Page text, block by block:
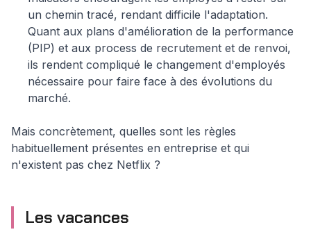
un chemin tracé, rendant difficile l'adaptation.
Quant aux plans d'amélioration de la performance
(PIP) et aux process de recrutement et de renvoi,
ils rendent compliqué le changement d'employés
nécessaire pour faire face à des évolutions du
marché.
Mais concrètement, quelles sont les règles
habituellement présentes en entreprise et qui
n'existent pas chez Netflix ?
Les vacances